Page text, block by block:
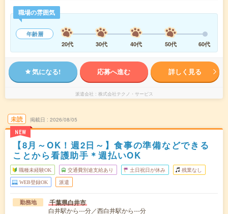
職場の雰囲気
年齢層
20代
30代 40代 50代 60代
気になる! 応募へ進む 詳しく見る
派遣会社 株式会社テクノ・サービス
未読
NEW
掲載日 2026/08/05
【8月～OK！週2日～】食事の準備などできる
ことから看護助手＊週払いOK
職種未経験OK 交通費別途支給あり 土日祝日が休み 残業なし
WEB登録OK 派遣
勤務地 千葉県白井市
白井駅から---分／西白井駅から---分